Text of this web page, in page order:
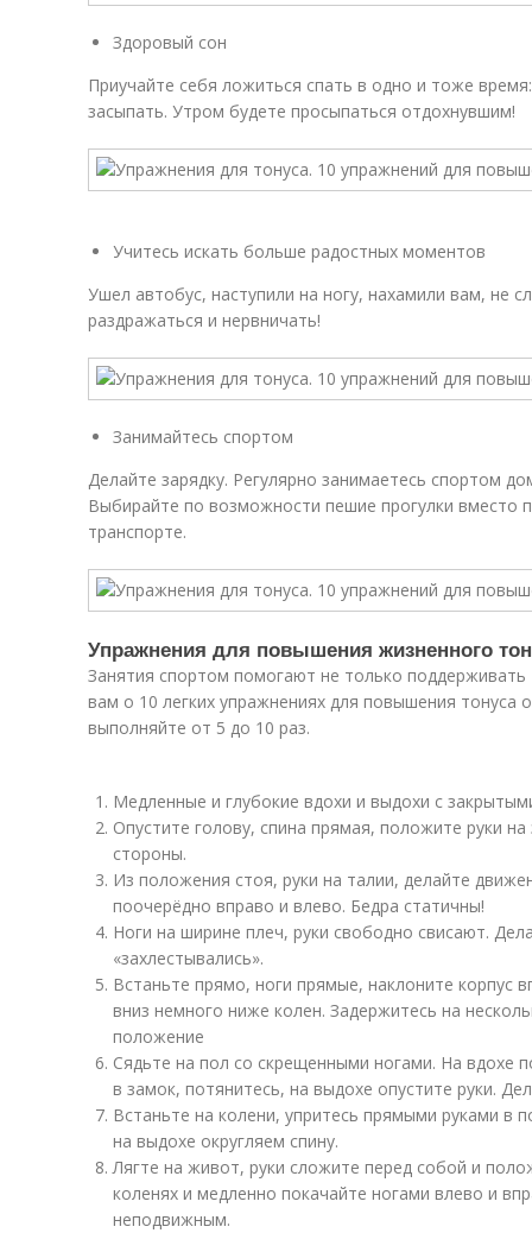
Здоровый сон
Приучайте себя ложиться спать в одно и тоже
засыпать. Утром будете просыпаться отдохнувшим!
Учитесь искать больше радостных моментов
Ушел автобус, наступили на ногу, нахамили вам, не
раздражаться и нервничать!
Занимайтесь спортом
Делайте зарядку. Регулярно занимаетесь спортом
Выбирайте по возможности пешие прогулки вместо
транспорте.
Упражнения для повышения жизненного
Занятия спортом помогают не только
вам о 10 легких упражнениях для повышения тонуса
выполняйте от 5 до 10 раз.
Медленные и глубокие вдохи и выдохи с
Опустите голову, спина прямая, положите руки
стороны.
Из положения стоя, руки на талии, делайте
поочерёдно вправо и влево. Бедра статичны!
Ноги на ширине плеч, руки свободно свисают.
«захлестывались».
Встаньте прямо, ноги прямые, наклоните корпус
вниз немного ниже колен. Задержитесь на
положение
Сядьте на пол со скрещенными ногами. На вдохе
в замок, потянитесь, на выдохе опустите руки.
Встаньте на колени, упритесь прямыми руками в
на выдохе округляем спину.
Лягте на живот, руки сложите перед собой и
коленях и медленно покачайте ногами влево и
неподвижным.